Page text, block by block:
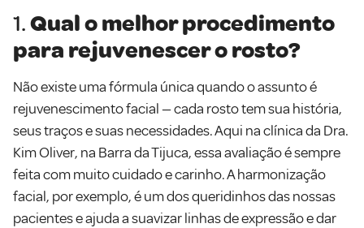
1.Qual o melhor procedimento
para rejuvenescer o rosto?
Não existe uma fórmula única quando o assunto é
rejuvenescimento facial — cada rosto tem sua história,
seus traços e suas necessidades. Aqui na clínica da Dra.
Kim Oliver, na Barra da Tijuca, essa avaliação é sempre
feita com muito cuidado e carinho. A harmonização
facial, por exemplo, é um dos queridinhos das nossas
pacientes e ajuda a suavizar linhas de expressão e dar